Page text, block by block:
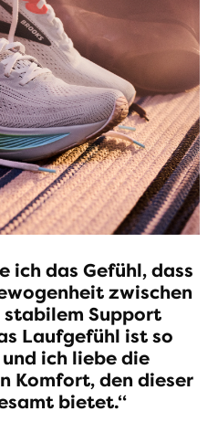
ich das Gefühl, dass
zwischen
stabilem Support
Laufgefühl ist so
ich liebe die
Komfort, den dieser
bietet.“